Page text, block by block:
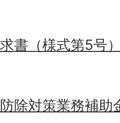
書（様式第5号
除対策業務補